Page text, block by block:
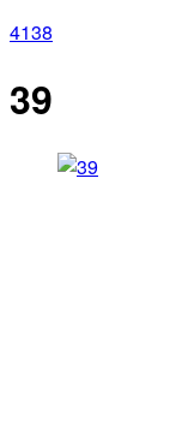
4138
39